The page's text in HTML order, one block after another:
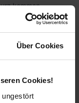
Über Cookies
Cookies!
kommen
Praktikum,
den Handel
warum wir